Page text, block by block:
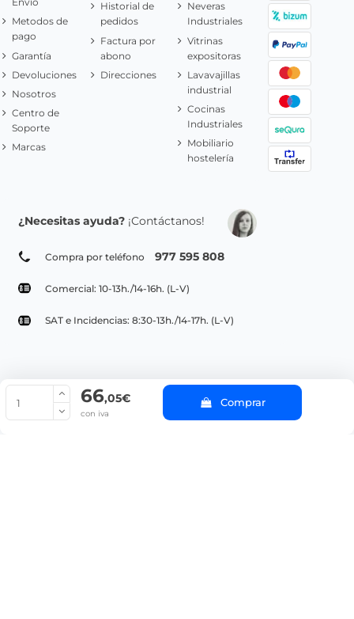
66,05€
con iva
Comprar
Metodos de
pago
Garantía
Devoluciones
Nosotros
Centro de
Soporte
Marcas
Historial de
pedidos
Factura por
abono
Direcciones
Neveras
Industriales
Vitrinas
expositoras
Lavavajillas
industrial
Cocinas
Industriales
Mobiliario
hostelería
¿Necesitas ayuda? ¡Contáctanos!
Compra por teléfono 977 595 808
Comercial: 10-13h./14-16h. (L-V)
SAT e Incidencias: 8:30-13h./14-17h. (L-V)
© Copyright 2022 PepeBar.com |
Aviso legal y
Condiciones generales de compra |
Blog